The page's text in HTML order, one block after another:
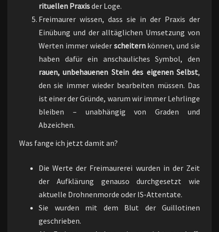
rituellen Praxisder Loge.
Freimaurer wissen, dass sie in der Praxis der
Einübung und der alltäglichen Umsetzung von
Werten immer wieder scheiternkönnen, und sie
haben dafür ein anschauliches Symbol, den
rauen, unbehauenen Stein des eigenen Selbst,
den sie immer wieder bearbeiten müssen. Das
ist einer der Gründe, warum wir immer Lehrlinge
bleiben – unabhängig von Graden und
Abzeichen.
Was fange ich jetzt damit an?
Die Werte der Freimaurerei wurden in der Zeit
der Aufklärung genauso durchgesetzt wie
aktuelle Drohnenmorde oder IS-Attentate.
Sie wurden mit dem Blut der Guillotinen
geschrieben.